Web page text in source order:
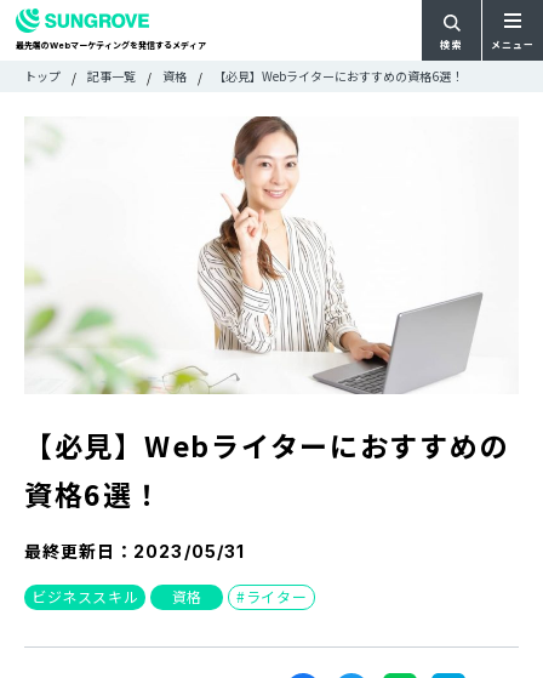
最先端のWebマーケティングを発信するメディア 検索 メニュー
ュ
すべての記事
特集
MOVIE
動画
DOCUMENT
『SUNGROVE』について
利用規約
検
検
トップ 記事一覧 資格 【必見】Webライターにおすすめの資格6選！
【必見】Webライターにおすすめの
資格6選！
最終更新日： 2023/05/31
ビジネススキル 資格 ライター